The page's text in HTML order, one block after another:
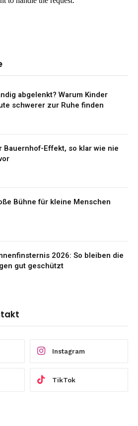
abgelenkt? Warum Kinder
schwerer zur Ruhe finden
Bauernhof-Effekt, so klar wie nie
Bühne für kleine Menschen
2026: So bleiben die
gut geschützt
Instagram
TikTok